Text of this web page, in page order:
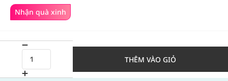
Nhận quà xinh
THÊM VÀO GIỎ